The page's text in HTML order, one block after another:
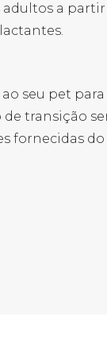
a partir
seu pet
transição
fornecidas